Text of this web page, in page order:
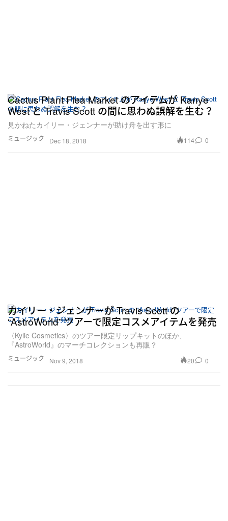
ミュージック
Cactus Plant Flea Market のアイテムが Kanye
West と Travis Scott の間に思わぬ誤解を生む？
見かねたカイリー・ジェンナーが助け舟を出す形に
Dec 18, 2018 114 0
ミュージック
カイリー・ジェンナーが Travis Scott の
“AstroWorld” ツアーで限定コスメアイテムを発売
〈Kylie Cosmetics〉のツアー限定リップキットのほか、
『AstroWorld』のマーチコレクションも再販？
Nov 9, 2018 20 0